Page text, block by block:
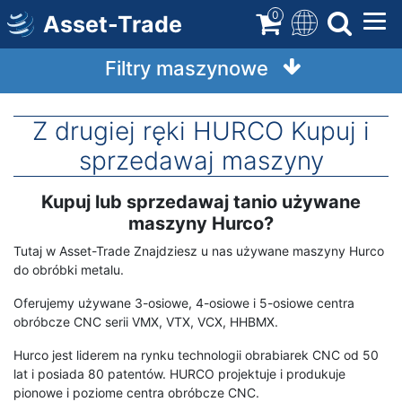
Direkt
zum
Inhalt
Asset-Trade 0
Filtry maszynowe
Z drugiej ręki HURCO Kupuj i
sprzedawaj maszyny
Kupuj lub sprzedawaj tanio używane
maszyny Hurco?
Tutaj w Asset-Trade Znajdziesz u nas używane maszyny Hurco
do obróbki metalu.
Oferujemy używane 3-osiowe, 4-osiowe i 5-osiowe centra
obróbcze CNC serii VMX, VTX, VCX, HHBMX.
Hurco jest liderem na rynku technologii obrabiarek CNC od 50
lat i posiada 80 patentów. HURCO projektuje i produkuje
pionowe i poziome centra obróbcze CNC.